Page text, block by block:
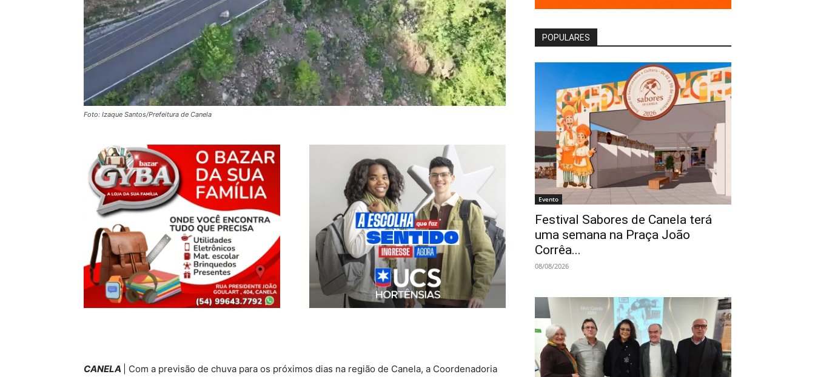
Foto: Izaque Santos/Prefeitura de Canela
CANELA
| Com a previsão de chuva para os próximos dias na região de Canela, a Coordenadoria
POPULARES
Evento
Festival Sabores de Canela terá
uma semana na Praça João
Corrêa...
08/08/2026